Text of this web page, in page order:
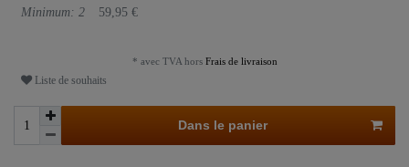
Minimum: 2
59,95 €
* avec TVA horsFrais de livraison
Liste de souhaits
Dans le panier